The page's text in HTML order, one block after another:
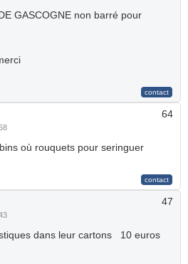
GASCOGNE non barré pour
64
où rouquets pour seringuer
47
dans leur cartons 10 euros